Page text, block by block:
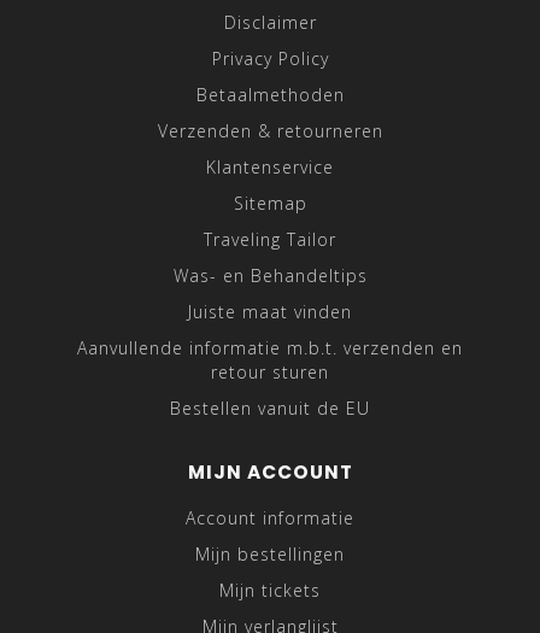
Disclaimer
Privacy Policy
Betaalmethoden
Verzenden & retourneren
Klantenservice
Sitemap
Traveling Tailor
Was- en Behandeltips
Juiste maat vinden
Aanvullende informatie m.b.t. verzenden en
retour sturen
Bestellen vanuit de EU
MIJN ACCOUNT
Account informatie
Mijn bestellingen
Mijn tickets
Mijn verlanglijst